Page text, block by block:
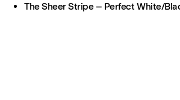
The Sheer Stripe – Perfect White/